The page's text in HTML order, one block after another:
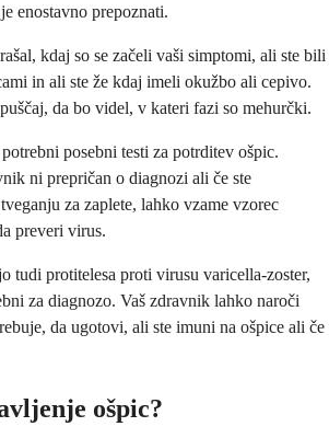
enostavno prepoznati.
kdaj so se začeli vaši simptomi, ali ste bili
in ali ste že kdaj imeli okužbo ali cepivo.
da bo videl, v kateri fazi so mehurčki.
posebni testi za potrditev ošpic.
ni prepričan o diagnozi ali če ste
za zaplete, lahko vzame vzorec
preveri virus.
tudi protitelesa proti virusu varicella-zoster,
za diagnozo. Vaš zdravnik lahko naroči
da ugotovi, ali ste imuni na ošpice ali če
ošpic?